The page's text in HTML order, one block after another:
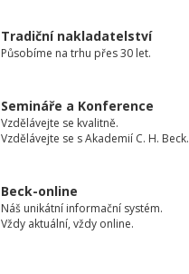
Tradiční nakladatelství
Působíme na trhu přes 30 let.
Semináře a Konference
Vzdělávejte se kvalitně.
Vzdělávejte se s Akademií C. H. Beck.
Beck-online
Náš unikátní informační systém.
Vždy aktuální, vždy online.